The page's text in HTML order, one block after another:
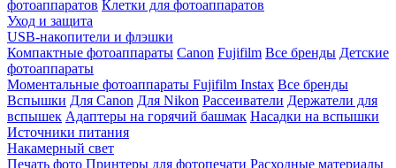
фотоаппаратов Клетки для фотоаппаратов
Уход и защита
USB-накопители и флэшки
Компактные фотоаппараты Canon Fujifilm Все бренды Детские
фотоаппараты
Моментальные фотоаппараты Fujifilm Instax Все бренды
Вспышки Для Canon Для Nikon Рассеиватели Держатели для
вспышек Адаптеры на горячий башмак Насадки на вспышки
Источники питания
Накамерный свет
Печать фото Принтеры для фотопечати Расходные материалы